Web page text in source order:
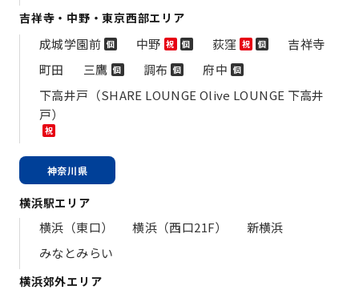
吉祥寺・中野・東京西部エリア
成城学園前 個 中野 祝 個 荻窪 祝 個
吉祥寺
町田
三鷹 個 調布 個 府中 個
下高井戸（SHARE LOUNGE Olive LOUNGE 下高井
戸）
祝
神奈川県
横浜駅エリア
横浜（東口） 横浜（西口21F）
新横浜
みなとみらい
横浜郊外エリア